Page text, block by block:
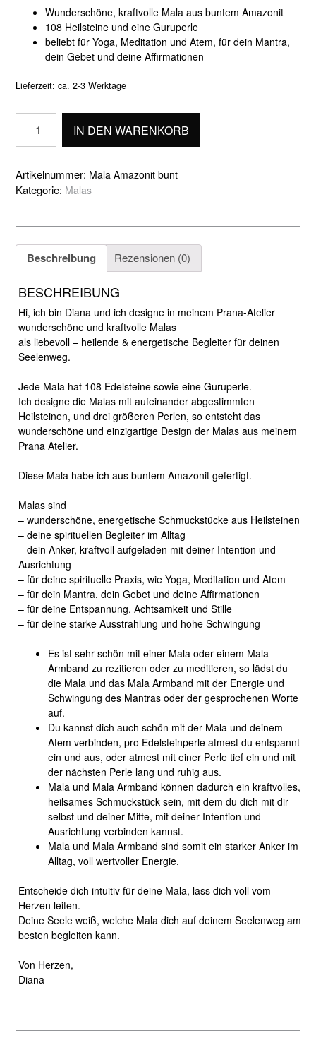
Wunderschöne, kraftvolle Mala aus buntem Amazonit
108 Heilsteine und eine Guruperle
beliebt für Yoga, Meditation und Atem, für dein Mantra,
dein Gebet und deine Affirmationen
Lieferzeit: ca. 2-3 Werktage
Amazonit
Menge
IN DEN WARENKORB
Artikelnummer: Mala Amazonit bunt
Kategorie: Malas
Beschreibung Rezensionen (0)
BESCHREIBUNG
Hi, ich bin Diana und ich designe in meinem Prana-Atelier
wunderschöne und kraftvolle Malas
als liebevoll – heilende & energetische Begleiter für deinen
Seelenweg.
Jede Mala hat 108 Edelsteine sowie eine Guruperle.
Ich designe die Malas mit aufeinander abgestimmten
Heilsteinen, und drei größeren Perlen, so entsteht das
wunderschöne und einzigartige Design der Malas aus meinem
Prana Atelier.
Diese Mala habe ich aus buntem Amazonit gefertigt.
Malas sind
– wunderschöne, energetische Schmuckstücke aus Heilsteinen
– deine spirituellen Begleiter im Alltag
– dein Anker, kraftvoll aufgeladen mit deiner Intention und
Ausrichtung
– für deine spirituelle Praxis, wie Yoga, Meditation und Atem
– für dein Mantra, dein Gebet und deine Affirmationen
– für deine Entspannung, Achtsamkeit und Stille
– für deine starke Ausstrahlung und hohe Schwingung
Es ist sehr schön mit einer Mala oder einem Mala
Armband zu rezitieren oder zu meditieren, so lädst du
die Mala und das Mala Armband mit der Energie und
Schwingung des Mantras oder der gesprochenen Worte
auf.
Du kannst dich auch schön mit der Mala und deinem
Atem verbinden, pro Edelsteinperle atmest du entspannt
ein und aus, oder atmest mit einer Perle tief ein und mit
der nächsten Perle lang und ruhig aus.
Mala und Mala Armband können dadurch ein kraftvolles,
heilsames Schmuckstück sein, mit dem du dich mit dir
selbst und deiner Mitte, mit deiner Intention und
Ausrichtung verbinden kannst.
Mala und Mala Armband sind somit ein starker Anker im
Alltag, voll wertvoller Energie.
Entscheide dich intuitiv für deine Mala, lass dich voll vom
Herzen leiten.
Deine Seele weiß, welche Mala dich auf deinem Seelenweg am
besten begleiten kann.
Von Herzen,
Diana